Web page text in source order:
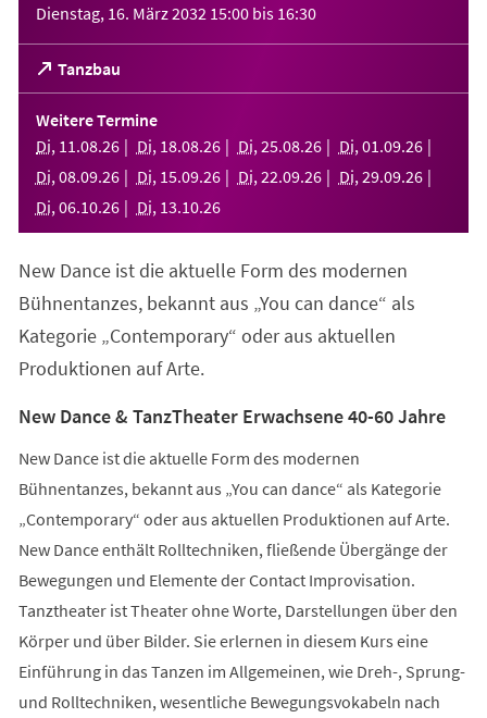
Dienstag, 16. März 2032 15:00 bis 16:30
Tanzbau
(Öffnet
in
einem
neuen
Tab)
Weitere Termine
Di, 11 .08.26 Di, 18.08.26 Di, 25.08.26 Di, 01 .09.26
Di, 08.09.26 Di, 15.09.26 Di, 22.09.26 Di, 29.09.26
Di, 06.10.26 Di, 13.10.26
New Dance ist die aktuelle Form des modernen
Bühnentanzes, bekannt aus „You can dance“ als
Kategorie „Contemporary“ oder aus aktuellen
Produktionen auf Arte.
New Dance & TanzTheater Erwachsene 40-60 Jahre
New Dance ist die aktuelle Form des modernen
Bühnentanzes, bekannt aus „You can dance“ als Kategorie
„Contemporary“ oder aus aktuellen Produktionen auf Arte.
New Dance enthält Rolltechniken, fließende Übergänge der
Bewegungen und Elemente der Contact Improvisation.
Tanztheater ist Theater ohne Worte, Darstellungen über den
Körper und über Bilder. Sie erlernen in diesem Kurs eine
Einführung in das Tanzen im Allgemeinen, wie Dreh-, Sprung-
und Rolltechniken, wesentliche Bewegungsvokabeln nach